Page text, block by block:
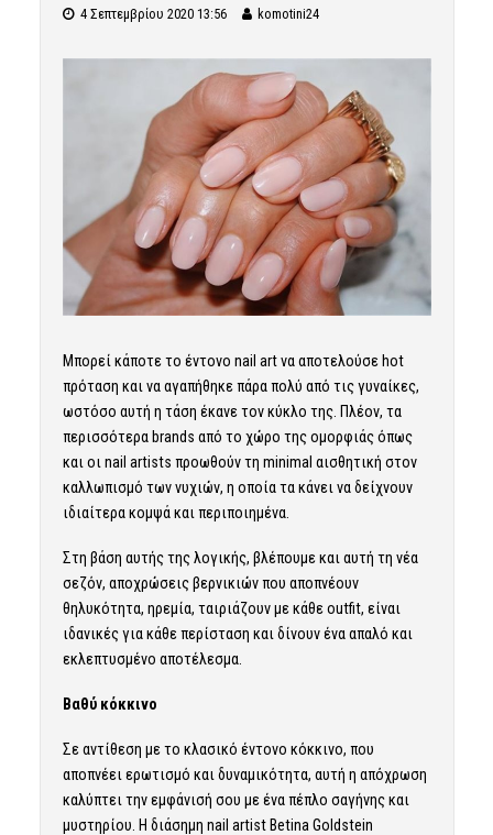
4 Σεπτεμβρίου 2020 13:56 komotini24
Μπορεί κάποτε το έντονο nail art να αποτελούσε hot
πρόταση και να αγαπήθηκε πάρα πολύ από τις γυναίκες,
ωστόσο αυτή η τάση έκανε τον κύκλο της. Πλέον, τα
περισσότερα brands από το χώρο της ομορφιάς όπως
και οι nail artists προωθούν τη minimal αισθητική στον
καλλωπισμό των νυχιών, η οποία τα κάνει να δείχνουν
ιδιαίτερα κομψά και περιποιημένα.
Στη βάση αυτής της λογικής, βλέπουμε και αυτή τη νέα
σεζόν, αποχρώσεις βερνικιών που αποπνέουν
θηλυκότητα, ηρεμία, ταιριάζουν με κάθε outfit, είναι
ιδανικές για κάθε περίσταση και δίνουν ένα απαλό και
εκλεπτυσμένο αποτέλεσμα.
Βαθύ κόκκινο
Σε αντίθεση με το κλασικό έντονο κόκκινο, που
αποπνέει ερωτισμό και δυναμικότητα, αυτή η απόχρωση
καλύπτει την εμφάνισή σου με ένα πέπλο σαγήνης και
μυστηρίου. Η διάσημη nail artist Betina Goldstein